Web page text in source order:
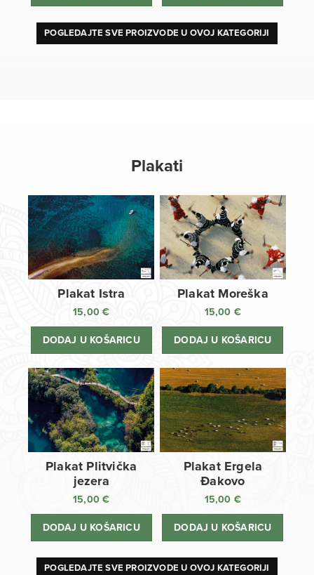
POGLEDAJTE SVE PROIZVODE U OVOJ KATEGORIJI
Plakati
Plakat Istra
15,00€
DODAJ U KOŠARICU
Plakat Moreška
15,00 €
DODAJ U KOŠARICU
Plakat Plitvička
jezera
15,00€
DODAJ U KOŠARICU
Plakat Ergela
Đakovo
15,00 €
DODAJ U KOŠARICU
POGLEDAJTE SVE PROIZVODE U OVOJ KATEGORIJI